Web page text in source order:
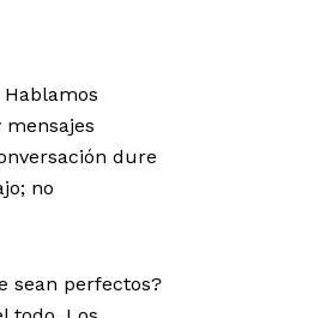
dure
no
sean perfectos?